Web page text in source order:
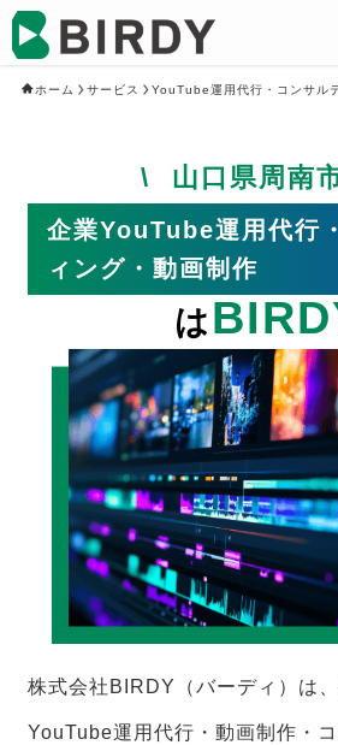
ホーム サービス YouTube運用代行・コンサル
山口県周南
企業YouTube運用代行
ィング・動画制作
は
株式会社BIRDY（バーディ）は
YouTube運用代行・動画制作・